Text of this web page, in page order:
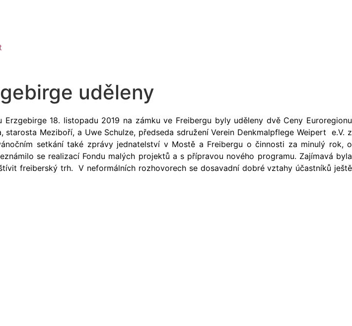
uděleny
18. listopadu 2019 na zámku ve Freibergu byly uděleny dvě Ceny Euroregionu
Meziboří, a Uwe Schulze, předseda sdružení Verein Denkmalpflege Weipert e.V. z
setkání také zprávy jednatelství v Mostě a Freibergu o činnosti za minulý rok, o
se realizací Fondu malých projektů a s přípravou nového programu. Zajímavá byla
freiberský trh. V neformálních rozhovorech se dosavadní dobré vztahy účastníků ještě